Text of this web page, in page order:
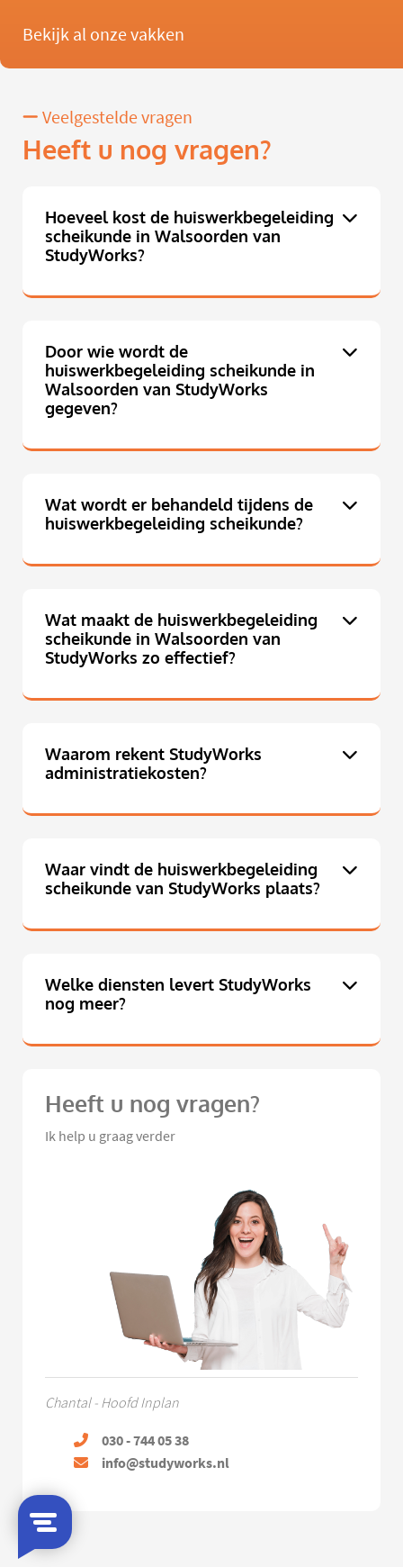
Bekijk al onze vakken
Veelgestelde vragen
Heeft u nog vragen?
Hoeveel kost de huiswerkbegeleiding
scheikunde in Walsoorden van
StudyWorks?
Door wie wordt de
huiswerkbegeleiding scheikunde in
Walsoorden van StudyWorks
gegeven?
Wat wordt er behandeld tijdens de
huiswerkbegeleiding scheikunde?
Wat maakt de huiswerkbegeleiding
scheikunde in Walsoorden van
StudyWorks zo effectief?
Waarom rekent StudyWorks
administratiekosten?
Waar vindt de huiswerkbegeleiding
scheikunde van StudyWorks plaats?
Welke diensten levert StudyWorks
nog meer?
Heeft u nog vragen?
Ik help u graag verder
Chantal - Hoofd Inplan
030 - 744 05 38
info@studyworks.nl